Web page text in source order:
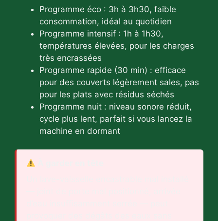
Programme éco : 3h à 3h30, faible
consommation, idéal au quotidien
Programme intensif : 1h à 1h30,
températures élevées, pour les charges
très encrassées
Programme rapide (30 min) : efficace
pour des couverts légèrement sales, pas
pour les plats avec résidus séchés
Programme nuit : niveau sonore réduit,
cycle plus lent, parfait si vous lancez la
machine en dormant